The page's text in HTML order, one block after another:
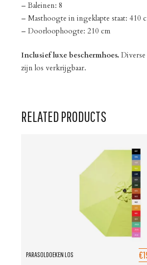
– Baleinen: 8
– Masthoogte in ingeklapte staat: 410
– Doorloophoogte: 210 cm
Inclusief luxe beschermhoes.Diverse
zijn los verkrijgbaar.
RELATED PRODUCTS
PARASOLDOEKEN LOS